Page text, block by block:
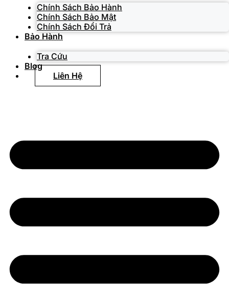
Chính Sách Bảo Hành
Chính Sách Bảo Mật
Chính Sách Đổi Trả
Bảo Hành
Tra Cứu
Blog
Liên Hệ